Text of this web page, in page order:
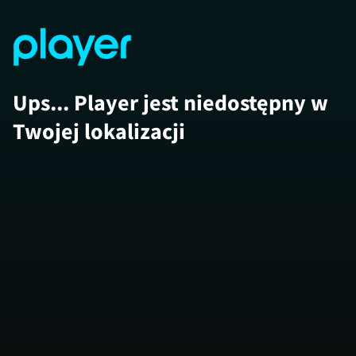
Ups... Player jest niedostępny w
Twojej lokalizacji